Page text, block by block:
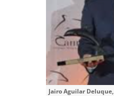
Jairo Aguilar